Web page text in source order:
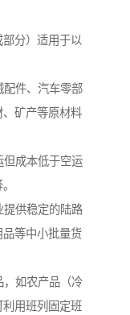
分）适用于以
配件、汽车零部
矿产等原材料
但成本低于空运
提供稳定的陆路
等中小批量货
，如农产品（冷
用班列固定班